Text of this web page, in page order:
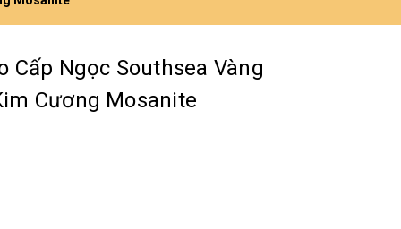
Cấp Ngọc Southsea Vàng
Cương Mosanite